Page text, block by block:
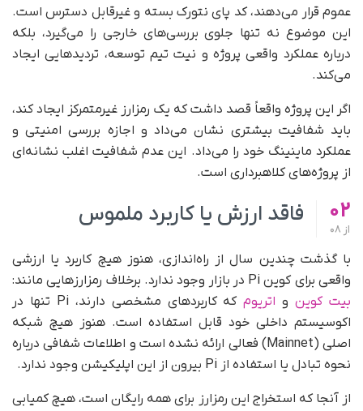
عموم قرار می‌دهند، کد پای نتورک بسته و غیرقابل دسترس است.
این موضوع نه تنها جلوی بررسی‌های خارجی را می‌گیرد، بلکه
درباره عملکرد واقعی پروژه و نیت تیم توسعه، تردیدهایی ایجاد
می‌کند.
اگر این پروژه واقعاً قصد داشت که یک رمزارز غیرمتمرکز ایجاد کند،
باید شفافیت بیشتری نشان می‌داد و اجازه بررسی امنیتی و
عملکرد ماینینگ خود را می‌داد. این عدم شفافیت اغلب نشانه‌ای
از پروژه‌های کلاهبرداری است.
02
از
فاقد ارزش یا کاربرد ملموس
با گذشت چندین سال از راه‌اندازی، هنوز هیچ کاربرد یا ارزشی
واقعی برای کوین Pi در بازار وجود ندارد. برخلاف رمزارزهایی مانند:
بیت کوینو اتریوم
که کاربردهای مشخصی دارند، Pi تنها در
اکوسیستم داخلی خود قابل استفاده است. هنوز هیچ شبکه
اصلی (Mainnet) فعالی ارائه نشده است و اطلاعات شفافی درباره
نحوه تبادل یا استفاده از Pi بیرون از این اپلیکیشن وجود ندارد.
از آنجا که استخراج این رمزارز برای همه رایگان است، هیچ کمیابی